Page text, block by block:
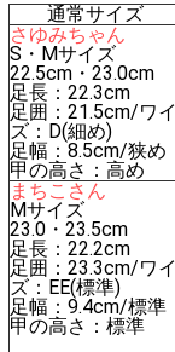
通常サイズ
さゆみちゃん
S・Mサイズ
22.5cm・23.0cm
足長：22.3cm
足囲：21.5cm/ワイ
ズ：D(細め)
足幅：8.5cm/狭め
甲の高さ：高め
まちこさん
Mサイズ
23.0・23.5cm
足長：22.2cm
足囲：23.3cm/ワイ
ズ：EE(標準)
足幅：9.4cm/標準
甲の高さ：標準